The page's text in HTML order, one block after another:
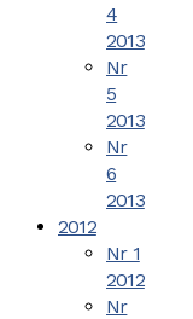
4
2013
Nr
5
2013
Nr
6
2013
2012
Nr 1
2012
Nr